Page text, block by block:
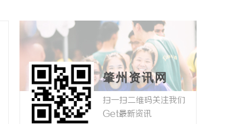
肇州资讯网
扫一扫二维码关注我们
Get最新资讯